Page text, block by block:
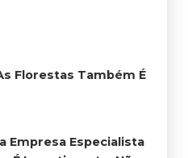
Florestas Também É
Empresa Especialista